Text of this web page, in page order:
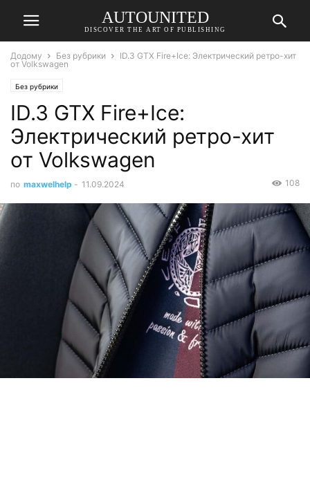
AUTOUNITED
DISCOVER THE ART OF PUBLISHING
Додому Без рубрики
ID.3 GTX Fire+Ice: Электрический ретро-хит
от Volkswagen
Без рубрики
ID.3 GTX Fire+Ice:
Электрический ретро-хит
от Volkswagen
по maxwelhelp - 11.09.2024 108